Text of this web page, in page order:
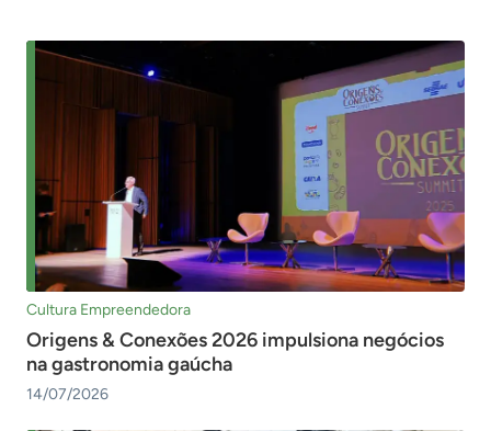
Cultura Empreendedora
Origens & Conexões 2026 impulsiona negócios
na gastronomia gaúcha
14/07/2026